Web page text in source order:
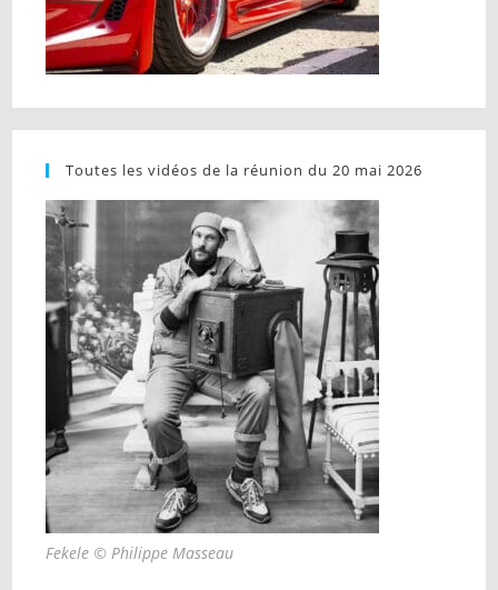
Toutes les vidéos de la réunion du 20 mai 2026
Fekele © Philippe Masseau